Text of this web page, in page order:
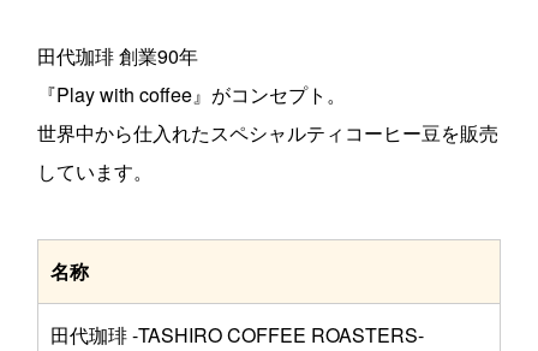
田代珈琲 創業90年
『Play with coffee』がコンセプト。
世界中から仕入れたスペシャルティコーヒー豆を販売
しています。
名称
田代珈琲 -TASHIRO COFFEE ROASTERS-